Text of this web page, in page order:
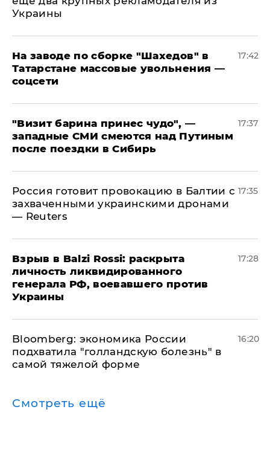
Украины
На заводе по сборке "Шахедов" в
Татарстане массовые увольнения —
соцсети
17:42
"Визит барина принес чудо", —
западные СМИ смеются над Путиным
после поездки в Сибирь
17:37
​Россия готовит провокацию в Балтии с
захваченными украинскими дронами
— Reuters
17:35
​Взрыв в Balzi Rossi: раскрыта
личность ликвидированного
генерала РФ, воевавшего против
Украины
17:28
Bloomberg: экономика России
подхватила "голландскую болезнь" в
самой тяжелой форме
16:20
Смотреть ещё